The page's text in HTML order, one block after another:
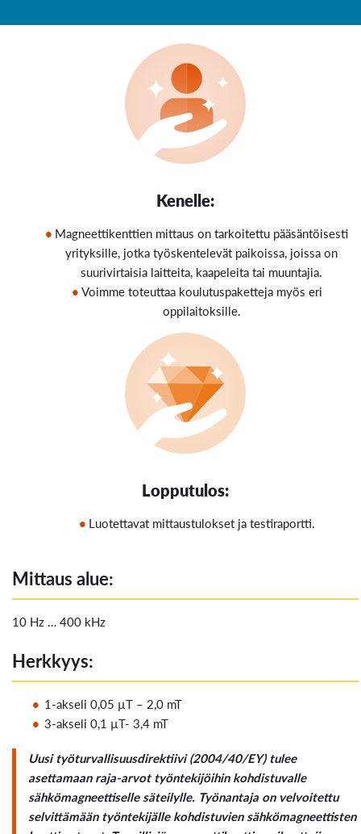
Kenelle:
Magneettikenttien mittaus on tarkoitettu pääsäntöisesti
yrityksille, jotka työskentelevät paikoissa, joissa on
suurivirtaisia laitteita, kaapeleita tai muuntajia.
Voimme toteuttaa koulutuspaketteja myös eri
oppilaitoksille.
Lopputulos:
Luotettavat mittaustulokset ja testiraportti.
Mittaus alue:
10 Hz … 400 kHz
Herkkyys:
1-akseli 0,05 µT – 2,0 mT
3-akseli 0,1 µT- 3,4 mT
Uusi työturvallisuusdirektiivi (2004/40/EY) tulee
asettamaan raja-arvot työntekijöihin kohdistuvalle
sähkömagneettiselle säteilylle. Työnantaja on velvoitettu
selvittämään työntekijälle kohdistuvien sähkömagneettisten